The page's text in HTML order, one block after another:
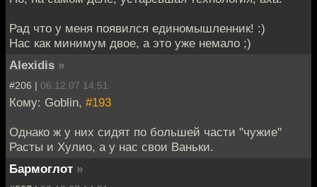
Рад что у меня появился единомышленник! :)
Нас как минимум двое, а это уже немало ;)
Alexidis »
#206 | 06.12.07 14:51
Кому: Goblin, #193
Однако ж у них сидят по большей части "чужие"
Расты и Хулио, а у нас свои Ваньки.
Бармоглот »